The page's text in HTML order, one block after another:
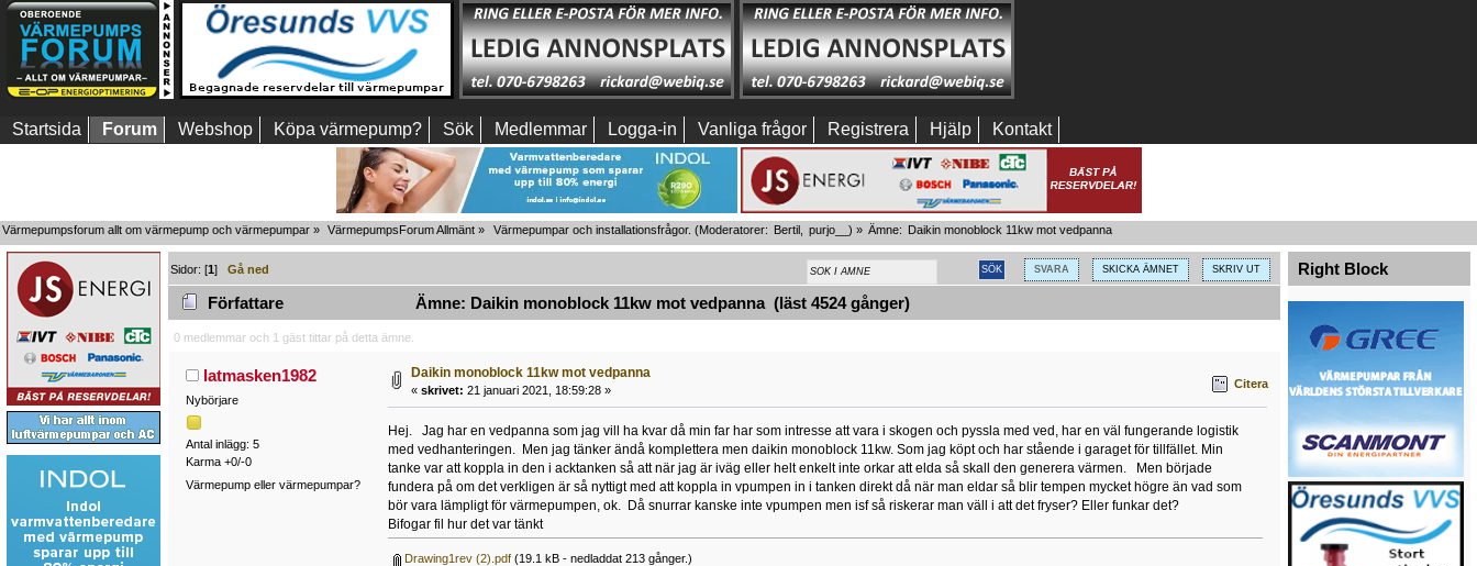
Startsida Forum Webshop Köpa värmepump? Sök Medlemmar Logga-in Vanliga frågor Registrera Hjälp Kontakt
Värmepumpsforum allt om värmepump och värmepumpar » VärmepumpsForum Allmänt » Värmepumpar och installationsfrågor. (Moderatorer: Bertil, purjo__ ) » Ämne: Daikin monoblock 11kw mot vedpanna
SVARA SKICKA ÄMNET SKRIV UT
Sidor: [1]Gå ned
Författare Ämne: Daikin monoblock 11kw mot vedpanna (läst 4524 gånger)
0 medlemmar och 1 gäst tittar på detta ämne.
latmasken1982
Nybörjare
Antal inlägg: 5
Karma +0/-0
Värmepump eller värmepumpar?
Daikin monoblock 11kw mot vedpanna
« skrivet: 21 januari 2021, 18:59:28 » Citera
Hej. Jag har en vedpanna som jag vill ha kvar då min far har som intresse att vara i skogen och pyssla med ved, har en väl fungerande logistik
med vedhanteringen. Men jag tänker ändå komplettera men daikin monoblock 11kw. Som jag köpt och har stående i garaget för tillfället. Min
tanke var att koppla in den i acktanken så att när jag är iväg eller helt enkelt inte orkar att elda så skall den generera värmen. Men började
fundera på om det verkligen är så nyttigt med att koppla in vpumpen in i tanken direkt då när man eldar så blir tempen mycket högre än vad som
bör vara lämpligt för värmepumpen, ok. Då snurrar kanske inte vpumpen men isf så riskerar man väll i att det fryser? Eller funkar det?
Bifogar fil hur det var tänkt
Drawing1rev (2).pdf(19.1 kB - nedladdat 213 gånger.)
Right Block